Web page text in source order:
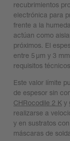
recubrimientos
electrónica para
frente a la
actúan como
próximos. El
entre 5 µm y 3
requisitos
Este valor límite
de espesor sin
CHRocodile 2 K y
realizarse a
y en sustratos
máscaras de